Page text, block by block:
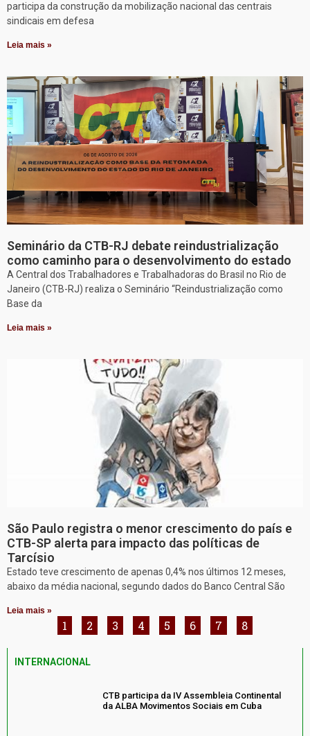
participa da construção da mobilização nacional das centrais
sindicais em defesa
Leia mais »
Seminário da CTB-RJ debate reindustrialização
como caminho para o desenvolvimento do estado
A Central dos Trabalhadores e Trabalhadoras do Brasil no Rio de
Janeiro (CTB-RJ) realiza o Seminário “Reindustrialização como
Base da
Leia mais »
São Paulo registra o menor crescimento do país e
CTB-SP alerta para impacto das políticas de
Tarcísio
Estado teve crescimento de apenas 0,4% nos últimos 12 meses,
abaixo da média nacional, segundo dados do Banco Central São
Leia mais »
1 2 3 4 5 6 7 8
INTERNACIONAL
CTB participa da IV Assembleia Continental
da ALBA Movimentos Sociais em Cuba